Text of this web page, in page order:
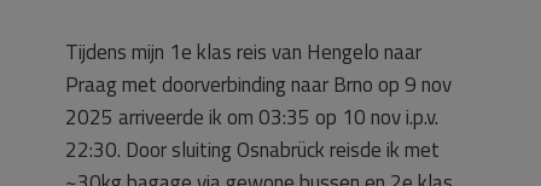
Tijdens mijn 1e klas reis van Hengelo naar
Praag met doorverbinding naar Brno op 9 nov
2025 arriveerde ik om 03:35 op 10 nov i.p.v.
22:30. Door sluiting Osnabrück reisde ik met